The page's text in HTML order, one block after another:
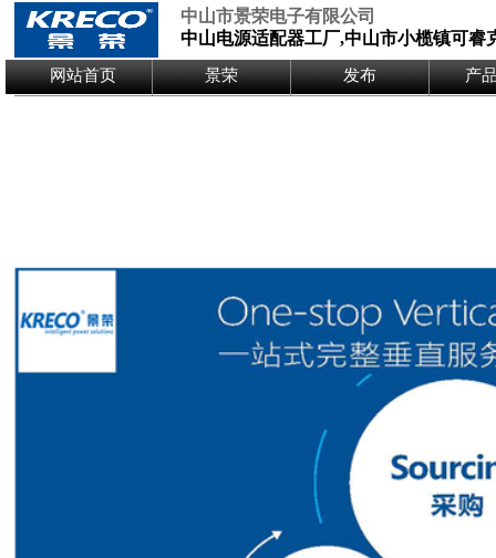
Logo Picture
中山市景荣电子有限公司
中山电源适配器工厂,中山市小榄镇可睿
网站首页 景荣 发布 产